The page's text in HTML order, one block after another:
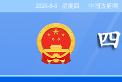
2026-8-6 星期四 中国政府网